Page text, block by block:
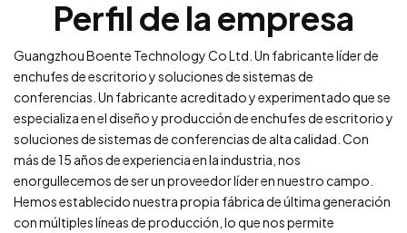
Perfil de la empresa
Guangzhou Boente Technology Co Ltd. Un fabricante líder de
enchufes de escritorio y soluciones de sistemas de
conferencias. Un fabricante acreditado y experimentado que se
especializa en el diseño y producción de enchufes de escritorio y
soluciones de sistemas de conferencias de alta calidad. Con
más de 15 años de experiencia en la industria, nos
enorgullecemos de ser un proveedor líder en nuestro campo.
Hemos establecido nuestra propia fábrica de última generación
con múltiples líneas de producción, lo que nos permite